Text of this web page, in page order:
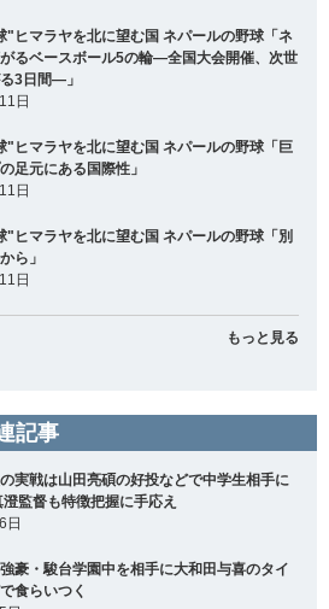
"ヒマラヤを北に望む国 ネパールの野球「ネ
るベースボール5の輪―全国大会開催、次世
3日間―」
日
"ヒマラヤを北に望む国 ネパールの野球「巨
足元にある国際性」
日
"ヒマラヤを北に望む国 ネパールの野球「別
ら」
日
もっと見る
記事
実戦は山田亮碩の好投などで中学生相手に
監督も特徴把握に手応え
日
豪・駿台学園中を相手に大和田与喜のタイ
食らいつく